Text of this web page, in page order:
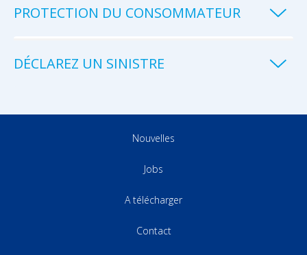
PROTECTION DU CONSOMMATEUR
DÉCLAREZ UN SINISTRE
Nouvelles
Jobs
A télécharger
Contact